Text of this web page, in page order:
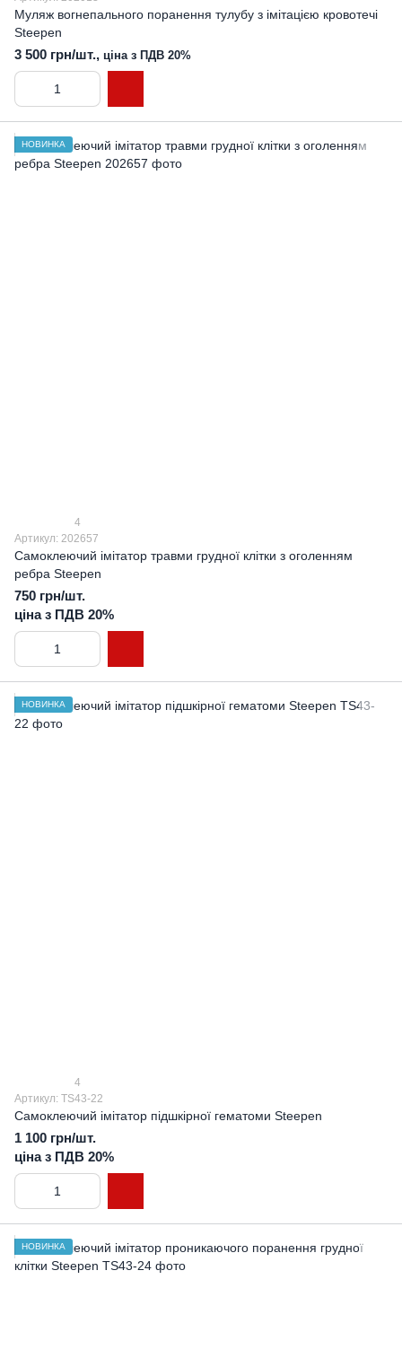
Муляж вогнепального поранення тулубу з імітацією кровотечі
Steepen
3 500 грн/шт., ціна з ПДВ 20%
НОВИНКА
4
Артикул: 202657
Самоклеючий імітатор травми грудної клітки з оголенням
ребра Steepen
750 грн/шт.
ціна з ПДВ 20%
НОВИНКА
4
Артикул: TS43-22
Самоклеючий імітатор підшкірної гематоми Steepen
1 100 грн/шт.
ціна з ПДВ 20%
НОВИНКА